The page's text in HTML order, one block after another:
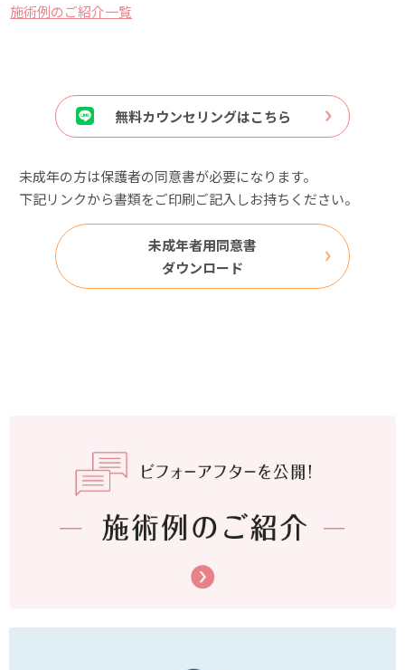
施術例のご紹介一覧
無料カウンセリングはこちら
未成年の方は保護者の同意書が必要になります。
下記リンクから書類をご印刷ご記入しお持ちください。
未成年者用同意書
ダウンロード